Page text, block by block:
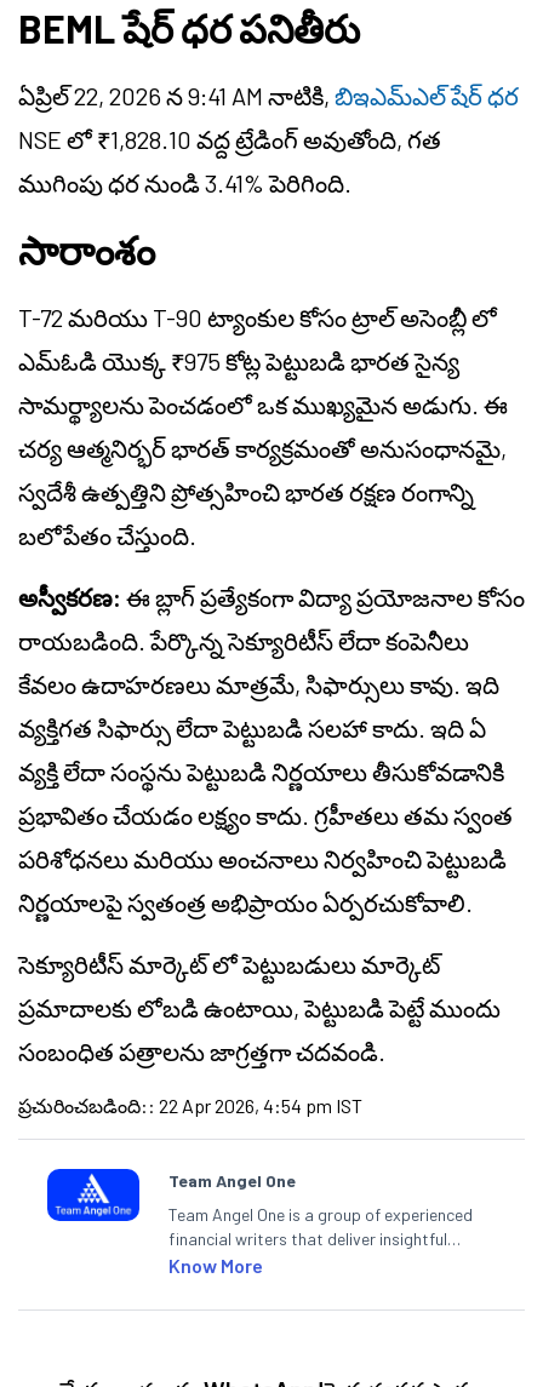
BEML షేర్ ధర పనితీరు
ఏప్రిల్ 22, 2026 న 9:41 AM నాటికి, బిఇఎమ్‌ఎల్ షేర్ ధర
NSE లో ₹1,828.10 వద్ద ట్రేడింగ్ అవుతోంది, గత
ముగింపు ధర నుండి 3.41% పెరిగింది.
సారాంశం
T-72 మరియు T-90 ట్యాంకుల కోసం ట్రాల్ అసెంబ్లీ లో
ఎమ్‌ఓడి యొక్క ₹975 కోట్ల పెట్టుబడి భారత సైన్య
సామర్థ్యాలను పెంచడంలో ఒక ముఖ్యమైన అడుగు. ఈ
చర్య ఆత్మనిర్భర్ భారత్ కార్యక్రమంతో అనుసంధానమై,
స్వదేశీ ఉత్పత్తిని ప్రోత్సహించి భారత రక్షణ రంగాన్ని
బలోపేతం చేస్తుంది.
అస్వీకరణ: ఈ బ్లాగ్ ప్రత్యేకంగా విద్యా ప్రయోజనాల కోసం
రాయబడింది. పేర్కొన్న సెక్యూరిటీస్ లేదా కంపెనీలు
కేవలం ఉదాహరణలు మాత్రమే, సిఫార్సులు కావు. ఇది
వ్యక్తిగత సిఫార్సు లేదా పెట్టుబడి సలహా కాదు. ఇది ఏ
వ్యక్తి లేదా సంస్థను పెట్టుబడి నిర్ణయాలు తీసుకోవడానికి
ప్రభావితం చేయడం లక్ష్యం కాదు. గ్రహీతలు తమ స్వంత
పరిశోధనలు మరియు అంచనాలు నిర్వహించి పెట్టుబడి
నిర్ణయాలపై స్వతంత్ర అభిప్రాయం ఏర్పరచుకోవాలి.
సెక్యూరిటీస్ మార్కెట్ లో పెట్టుబడులు మార్కెట్
ప్రమాదాలకు లోబడి ఉంటాయి, పెట్టుబడి పెట్టే ముందు
సంబంధిత పత్రాలను జాగ్రత్తగా చదవండి.
ప్రచురించబడింది: : 22 Apr 2026, 4:54 pm IST
Team Angel One
Team Angel One is a group of experienced
financial writers that deliver insightful
articles on the stock market, IPO, economy,
categories.
Know More